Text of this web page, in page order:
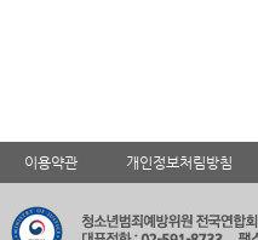
이용약관 개인정보처림방침